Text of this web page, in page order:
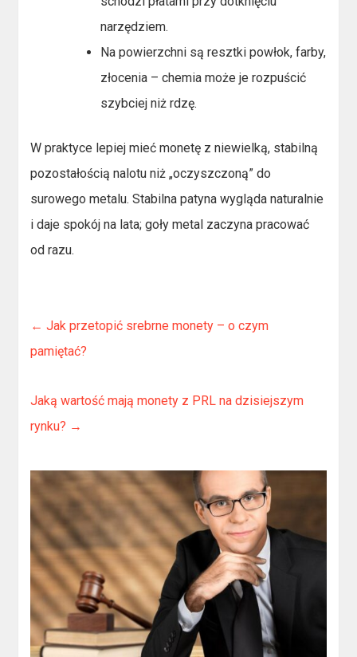
narzędziem.
Na powierzchni są resztki powłok, farby,
złocenia – chemia może je rozpuścić
szybciej niż rdzę.
W praktyce lepiej mieć monetę z niewielką, stabilną
pozostałością nalotu niż „oczyszczoną” do
surowego metalu. Stabilna patyna wygląda naturalnie
i daje spokój na lata; goły metal zaczyna pracować
od razu.
← Jak przetopić srebrne monety – o czym
pamiętać?
Jaką wartość mają monety z PRL na dzisiejszym
rynku? →